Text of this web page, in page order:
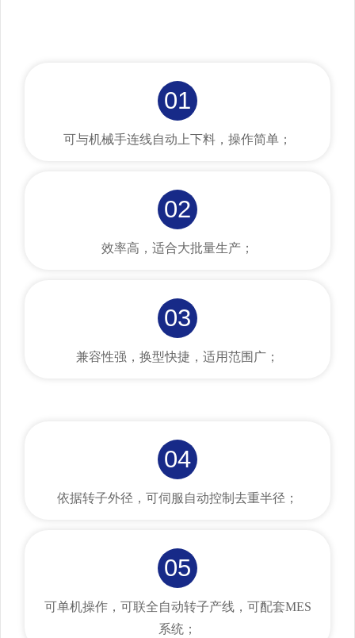
01
可与机械手连线自动上下料，操作简单；
02
效率高，适合大批量生产；
03
兼容性强，换型快捷，适用范围广；
04
依据转子外径，可伺服自动控制去重半径；
05
可单机操作，可联全自动转子产线，可配套MES
系统；